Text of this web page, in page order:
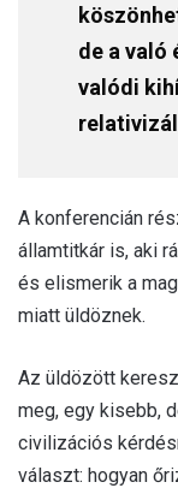
de a való
valódi
A konferencián
államtitkár is, aki
és elismerik a
miatt üldöznek.
Az üldözött
meg, egy kisebb,
civilizációs
választ: hogyan